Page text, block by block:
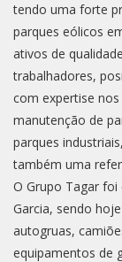
tendo uma forte
parques eólicos
ativos de
trabalhadores,
com expertise
manutenção de
parques
também uma
O Grupo Tagar foi
Garcia, sendo
autogruas,
equipamentos de